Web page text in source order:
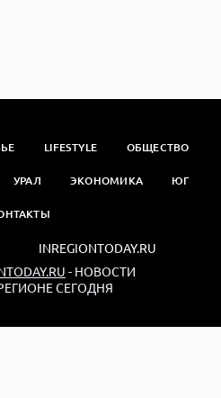
LIFESTYLE ОБЩЕСТВО
УРАЛ ЭКОНОМИКА ЮГ
- НОВОСТИ
СЕГОДНЯ